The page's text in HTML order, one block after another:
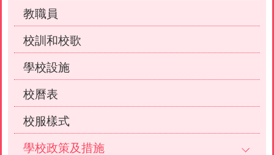
教職員
校訓和校歌
學校設施
校曆表
校服樣式
學校政策及措施